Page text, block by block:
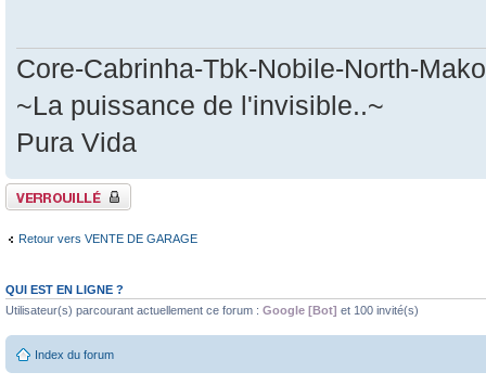
Core-Cabrinha-Tbk-Nobile-North-Mako
~La puissance de l'invisible..~
Pura Vida
Sujet verrouillé
Retour vers VENTE DE GARAGE
QUI EST EN LIGNE ?
Utilisateur(s) parcourant actuellement ce forum : Google [Bot] et 100 invité(s)
Index du forum